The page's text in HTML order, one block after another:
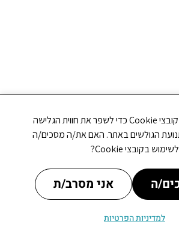
אנו משתמשים בקובצי Cookie כדי לשפר את חווית הגלישה
הגולשים באתר. האם את/ה מסכים/ה
לשימוש בקובצי Cookie?
ה אני מסרב/ת
למדיניות הפרטיות